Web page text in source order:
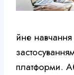
йне навчання
платформи.